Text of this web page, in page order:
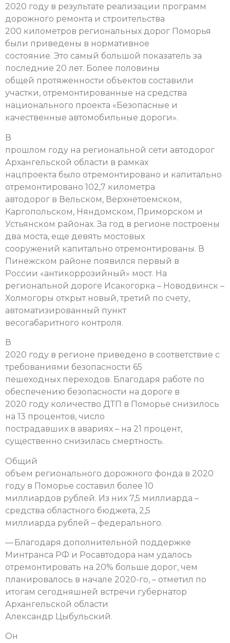
2020 году в результате реализации программ
дорожного ремонта и строительства
200 километров региональных дорог Поморья
были приведены в нормативное
состояние. Это самый большой показатель за
последние 20 лет. Более половины
общей протяженности объектов составили
участки, отремонтированные на средства
национального проекта «Безопасные и
качественные автомобильные дороги».
В
прошлом году на региональной сети автодорог
Архангельской области в рамках
нацпроекта было отремонтировано и капитально
отремонтировано 102,7 километра
автодорог в Вельском, Верхнетоемском,
Каргопольском, Няндомском, Приморском и
Устьянском районах. За год в регионе построены
два моста, еще девять мостовых
сооружений капитально отремонтированы. В
Пинежском районе появился первый в
России «антикоррозийный» мост. На
региональной дороге Исакогорка – Новодвинск –
Холмогоры открыт новый, третий по счету,
автоматизированный пункт
весогабаритного контроля.
В
2020 году в регионе приведено в соответствие с
требованиями безопасности 65
пешеходных переходов. Благодаря работе по
обеспечению безопасности на дороге в
2020 году количество ДТП в Поморье снизилось
на 13 процентов, число
пострадавших в авариях – на 21 процент,
существенно снизилась смертность.
Общий
объем регионального дорожного фонда в 2020
году в Поморье составил более 10
миллиардов рублей. Из них 7,5 миллиарда –
средства областного бюджета, 2,5
миллиарда рублей – федерального.
— Благодаря дополнительной поддержке
Минтранса РФ и Росавтодора нам удалось
отремонтировать на 20% больше дорог, чем
планировалось в начале 2020-го, – отметил по
итогам сегодняшней встречи губернатор
Архангельской области
Александр Цыбульский.
Он